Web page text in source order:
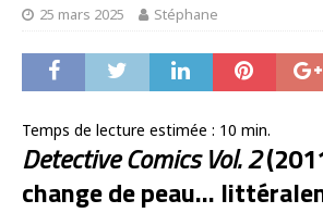
25 mars 2025 Stéphane
Temps de lecture estimée : 10 min.
Detective Comics Vol. 2
change de peau…